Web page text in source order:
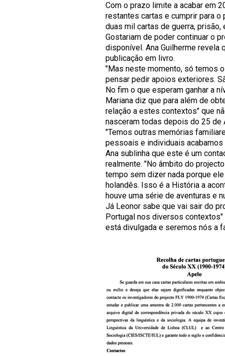
Com o prazo limite a acabar em
restantes cartas e cumprir para o
duas mil cartas de guerra,
Gostariam de poder continuar o
disponível. Ana Guilherme revela
publicação em livro.
"Mas neste momento, só temos
pensar pedir apoios exteriores.
No fim o que esperam ganhar a
Mariana diz que para além de
relação a estes contextos" que
nasceram todas depois do 25
"Temos outras memórias
pessoais e individuais
Ana sublinha que este é um
realmente. "No âmbito do
tempo sem dizer nada porque
holandês. Isso é a História a
houve uma série de aventuras e
Já Leonor sabe que vai sair do
Portugal nos diversos contextos"
está divulgada e seremos nós a